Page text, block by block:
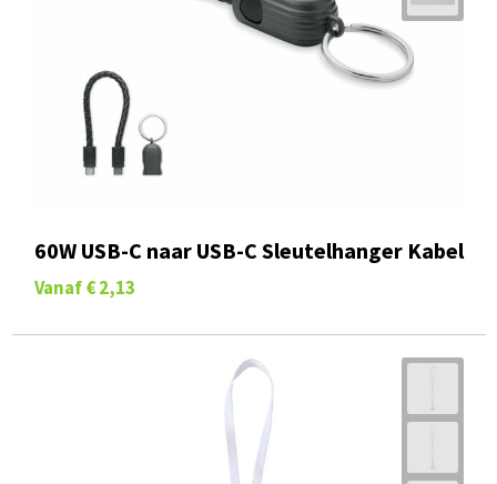
60W USB-C naar USB-C Sleutelhanger Kabel
Vanaf € 2,13